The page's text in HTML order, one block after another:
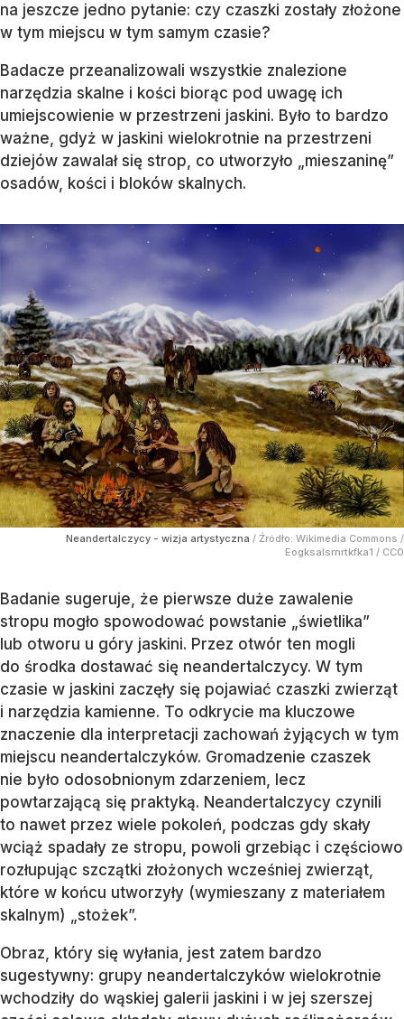
na jeszcze jedno pytanie: czy czaszki zostały złożone
w tym miejscu w tym samym czasie?
Badacze przeanalizowali wszystkie znalezione
narzędzia skalne i kości biorąc pod uwagę ich
umiejscowienie w przestrzeni jaskini. Było to bardzo
ważne, gdyż w jaskini wielokrotnie na przestrzeni
dziejów zawalał się strop, co utworzyło „mieszaninę”
osadów, kości i bloków skalnych.
Neandertalczycy - wizja artystyczna / Źródło: Wikimedia Commons /
Eogksalsrnrtkfka1 / CC0
Badanie sugeruje, że pierwsze duże zawalenie
stropu mogło spowodować powstanie „świetlika”
lub otworu u góry jaskini. Przez otwór ten mogli
do środka dostawać się neandertalczycy. W tym
czasie w jaskini zaczęły się pojawiać czaszki zwierząt
i narzędzia kamienne. To odkrycie ma kluczowe
znaczenie dla interpretacji zachowań żyjących w tym
miejscu neandertalczyków. Gromadzenie czaszek
nie było odosobnionym zdarzeniem, lecz
powtarzającą się praktyką. Neandertalczycy czynili
to nawet przez wiele pokoleń, podczas gdy skały
wciąż spadały ze stropu, powoli grzebiąc i częściowo
rozłupując szczątki złożonych wcześniej zwierząt,
które w końcu utworzyły (wymieszany z materiałem
skalnym) „stożek”.
Obraz, który się wyłania, jest zatem bardzo
sugestywny: grupy neandertalczyków wielokrotnie
wchodziły do wąskiej galerii jaskini i w jej szerszej